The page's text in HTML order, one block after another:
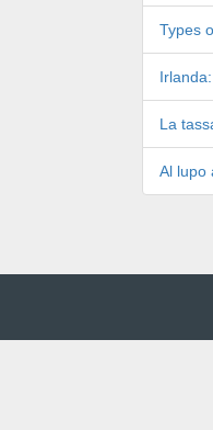
Types
La
Al lupo